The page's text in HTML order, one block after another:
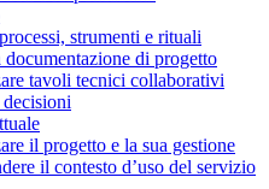
strumenti e rituali
di progetto
tavoli tecnici collaborativi
il progetto e la sua gestione
il contesto d’uso del servizio